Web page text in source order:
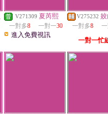
V271309 夏芮熙
一對多8 一對一30
進入免費視訊
V275232
一對多8
一對一忙